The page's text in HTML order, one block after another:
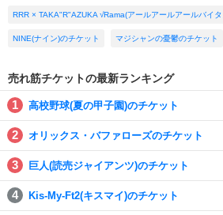
RRR × TAKA"R"AZUKA √Rama(アールアールアールバイ
NINE(ナイン)のチケット マジシャンの憂鬱のチケット
売れ筋チケットの最新ランキング
高校野球(夏の甲子園)のチケット
オリックス・バファローズのチケット
巨人(読売ジャイアンツ)のチケット
Kis-My-Ft2(キスマイ)のチケット